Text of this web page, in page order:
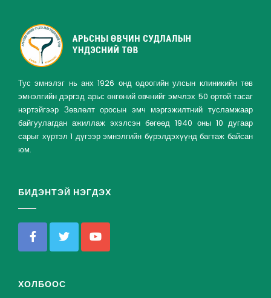
Тус эмнэлэг нь анх 1926 онд одоогийн улсын клиникийн төв
эмнэлгийн дэргэд арьс өнгөний өвчнийг эмчлэх 50 ортой тасаг
нэртэйгээр Зөвлөлт оросын эмч мэргэжилтний тусламжаар
байгуулагдан ажиллаж эхэлсэн бөгөөд 1940 оны 10 дугаар
сарыг хүртэл 1 дүгээр эмнэлгийн бүрэлдэхүүнд багтаж байсан
юм.
БИДЭНТЭЙ НЭГДЭХ
ХОЛБООС